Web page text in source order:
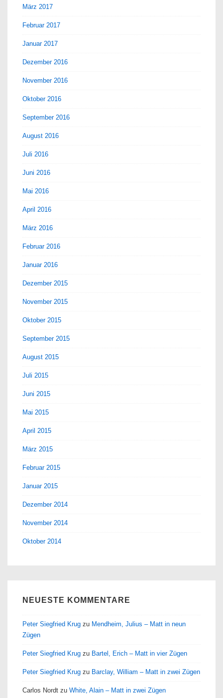
März 2017
Februar 2017
Januar 2017
Dezember 2016
November 2016
Oktober 2016
September 2016
August 2016
Juli 2016
Juni 2016
Mai 2016
April 2016
März 2016
Februar 2016
Januar 2016
Dezember 2015
November 2015
Oktober 2015
September 2015
August 2015
Juli 2015
Juni 2015
Mai 2015
April 2015
März 2015
Februar 2015
Januar 2015
Dezember 2014
November 2014
Oktober 2014
NEUESTE KOMMENTARE
Peter Siegfried Krug zu Mendheim, Julius – Matt in neun
Zügen
Peter Siegfried Krug zu Bartel, Erich – Matt in vier Zügen
Peter Siegfried Krug zu Barclay, William – Matt in zwei Zügen
Carlos Nordt zu White, Alain – Matt in zwei Zügen